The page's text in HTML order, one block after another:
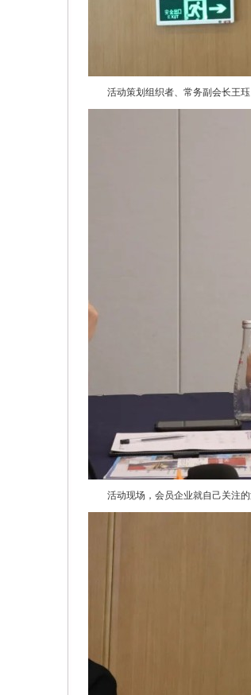
活动策划组织者、常务副会长王
活动现场，会员企业就自己关注